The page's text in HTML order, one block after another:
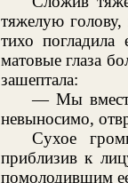
тяжелую
тихо
матовые глаза
зашептала:
— Мы
невыносимо,
Сухое
приблизив к
помолодившим